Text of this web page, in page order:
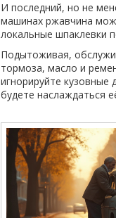
И последний, но не
машинах ржавчина
локальные шпаклевки
Подытоживая,
тормоза, масло и
игнорируйте
будете наслаждаться